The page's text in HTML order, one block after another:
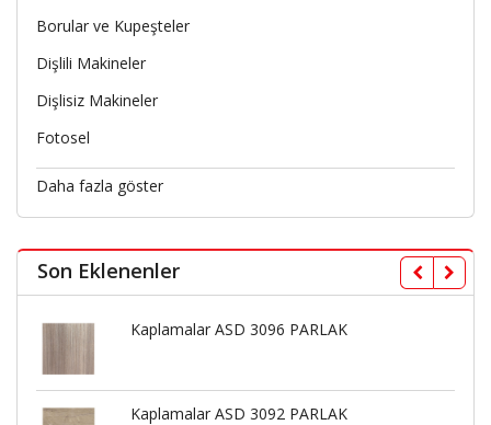
Borular ve Kupeşteler
Dişlili Makineler
Dişlisiz Makineler
Fotosel
Daha fazla göster
Son Eklenenler
Kaplamalar ASD 3096 PARLAK
Kaplamalar ASD 3092 PARLAK